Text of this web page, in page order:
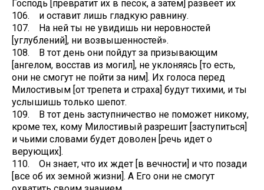
Господь [превратит их в песок, а затем] развеет их
106. и оставит лишь гладкую равнину.
107. На ней ты не увидишь ни неровностей
[углублений], ни возвышенностей».
108. В тот день они пойдут за призывающим
[ангелом, восстав из могил], не уклоняясь [то есть,
они не смогут не пойти за ним]. Их голоса перед
Милостивым [от трепета и страха] будут тихими, и ты
услышишь только шепот.
109. В тот день заступничество не поможет никому,
кроме тех, кому Милостивый разрешит [заступиться]
и чьими словами будет доволен [речь идет о
верующих].
110. Он знает, что их ждет [в вечности] и что позади
[все об их земной жизни]. А Его они не смогут